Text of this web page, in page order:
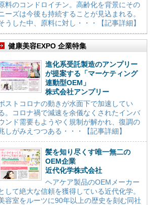
料のコンドロイチン。高齢化を背景にその
ーズは今後も持続することが見込まれる。
うした中、原料に対し・・・【記事詳細】
健康美容EXPO 企業特集
進化系受託製造のアンプリー
が提案する「マーケティング
連動型OEM」
株式会社アンプリー
ストコロナの動きが水面下で加速してい
。コロナ禍で減速を余儀なくされたインバ
ンド需要もようやく規制が解かれ、復調の
しがみえつつある・・・【記事詳細】
髪を知り尽くす唯一無二の
OEM企業
近代化学株式会社
ヘアケア製品のOEMメーカー
して絶大な信頼を獲得している近代化学。
容室をルーツに90年以上の歴史を刻む同社